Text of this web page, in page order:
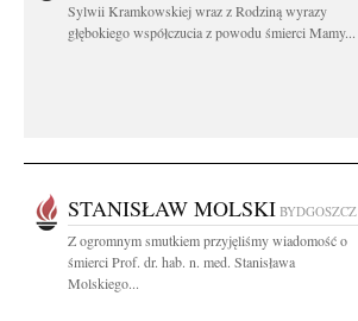
Sylwii Kramkowskiej wraz z Rodziną wyrazy
głębokiego współczucia z powodu śmierci Mamy...
STANISŁAW MOLSKI BYDGOSZCZ
Z ogromnym smutkiem przyjęliśmy wiadomość o
śmierci Prof. dr. hab. n. med. Stanisława
Molskiego...